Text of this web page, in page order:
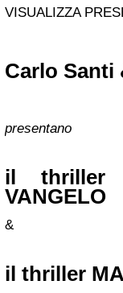
VISUALIZZA
Carlo Santi
presentano
il thriller
VANGELO
&
il thriller